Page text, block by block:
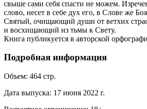
свыше сами себя спасти не можем.
слово, несет в себе дух его, в Слове же
Святый, очищающий души от ветхих
и восхищающий из тьмы к Свету.
Книга публикуется в авторской
Подробная информация
Объем: 464 стр.
Дата выпуска: 17 июня 2022 г.